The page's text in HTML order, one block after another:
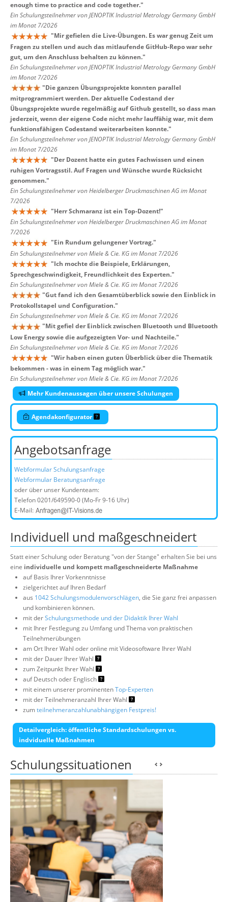
enough time to practice and code together."
Ein Schulungsteilnehmer von JENOPTIK Industrial Metrology Germany GmbH
im Monat 7/2026
"Mir gefielen die Live-Übungen. Es war genug Zeit um
Fragen zu stellen und auch das mitlaufende GitHub-Repo war sehr
gut, um den Anschluss behalten zu können."
Ein Schulungsteilnehmer von JENOPTIK Industrial Metrology Germany GmbH
im Monat 7/2026
"Die ganzen Übungsprojekte konnten parallel
mitprogrammiert werden. Der aktuelle Codestand der
Übungsprojekte wurde regelmäßig auf Github gestellt, so dass man
jederzeit, wenn der eigene Code nicht mehr lauffähig war, mit dem
funktionsfähigen Codestand weiterarbeiten konnte."
Ein Schulungsteilnehmer von JENOPTIK Industrial Metrology Germany GmbH
im Monat 7/2026
"Der Dozent hatte ein gutes Fachwissen und einen
ruhigen Vortragsstil. Auf Fragen und Wünsche wurde Rücksicht
genommen."
Ein Schulungsteilnehmer von Heidelberger Druckmaschinen AG im Monat
7/2026
"Herr Schmaranz ist ein Top-Dozent!"
Ein Schulungsteilnehmer von Heidelberger Druckmaschinen AG im Monat
7/2026
"Ein Rundum gelungener Vortrag."
Ein Schulungsteilnehmer von Miele & Cie. KG im Monat 7/2026
"Ich mochte die Beispiele, Erklärungen,
Sprechgeschwindigkeit, Freundlichkeit des Experten."
Ein Schulungsteilnehmer von Miele & Cie. KG im Monat 7/2026
"Gut fand ich den Gesamtüberblick sowie den Einblick in
Protokollstapel und Configuration."
Ein Schulungsteilnehmer von Miele & Cie. KG im Monat 7/2026
"Mit gefiel der Einblick zwischen Bluetooth und Bluetooth
Low Energy sowie die aufgezeigten Vor- und Nachteile."
Ein Schulungsteilnehmer von Miele & Cie. KG im Monat 7/2026
"Wir haben einen guten Überblick über die Thematik
bekommen - was in einem Tag möglich war."
Ein Schulungsteilnehmer von Miele & Cie. KG im Monat 7/2026
Mehr Kundenaussagen über unsere Schulungen
Agendakonfigurator
Angebotsanfrage
Webformular Schulungsanfrage
Webformular Beratungsanfrage
oder über unser Kundenteam:
Telefon0201/649590-0(Mo-Fr 9-16 Uhr)
E-Mail:
Individuell und maßgeschneidert
Statt einer Schulung oder Beratung "von der Stange" erhalten Sie bei uns
eine individuelle und kompett maßgeschneiderte Maßnahme
auf Basis Ihrer Vorkenntnisse
zielgerichtet auf Ihren Bedarf
aus 1042 Schulungsmodulenvorschlägen, die Sie ganz frei anpassen
und kombinieren können.
mit derSchulungsmethode und der Didaktik Ihrer Wahl
mit Ihrer Festlegung zu Umfang und Thema von praktischen
Teilnehmerübungen
am Ort Ihrer Wahl oder online mit Videosoftware Ihrer Wahl
mit der Dauer Ihrer Wahl
zum Zeitpunkt Ihrer Wahl
auf Deutsch oder Englisch
mit einem unserer prominentenTop-Experten
mit der Teilnehmeranzahl Ihrer Wahl
zumteilnehmeranzahlunabhängigen Festpreis!
Detailvergleich: öffentliche Standardschulungen vs.
indviduelle Maßnahmen
Schulungssituationen